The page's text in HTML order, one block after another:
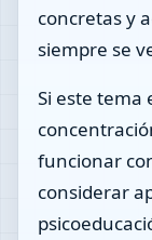
concretas y
siempre se
Si este tema
funcionar
considerar